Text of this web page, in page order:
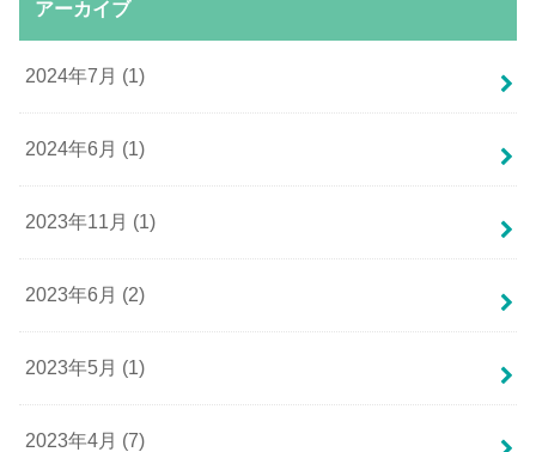
アーカイブ
2024年7月 (1)
2024年6月 (1)
2023年11月 (1)
2023年6月 (2)
2023年5月 (1)
2023年4月 (7)